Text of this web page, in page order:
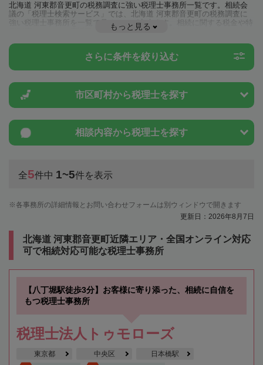
北海道 河東郡音更町の税務調査に強い税理士事務所一覧です。相続会
議の「税理士検索サービス」では、北海道 河東郡音更町の税務調査に
強い税理士事務所を一覧で見ることが出来ます。相続に関する税金や特
例制度のことは一度近隣の税理士に相談してみましょう。
もっと見る
さらに条件を絞り込む
市区町村から税理士を探す
相談内容から税理士を探す
全5件中 1~5件を表示
各事務所の詳細情報とお問い合わせフォームは別ウィンドウで開きます
更新日：2026年8月7日
北海道 河東郡音更町近隣エリア・全国オンライン対応
可で相続対応可能な税理士事務所
【八丁堀駅徒歩3分】お客様に寄り添った、相続に自信を
もつ税理士事務所
税理士法人トゥモローズ
東京都 中央区 日本橋駅